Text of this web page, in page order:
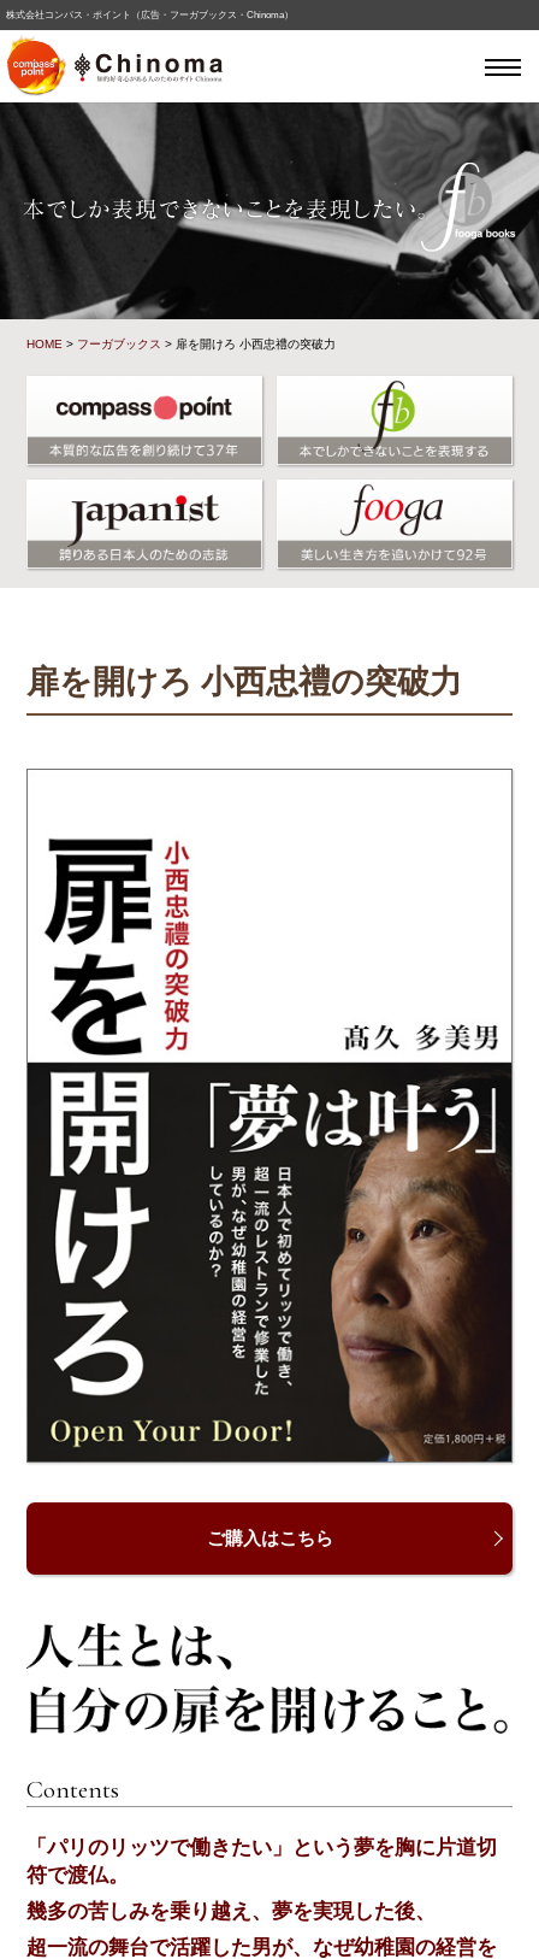
株式会社コンパス・ポイント（広告・フーガブックス・Chinoma）
HOME > フーガブックス > 扉を開けろ 小西忠禮の突破力
扉を開けろ 小西忠禮の突破力
ご購入はこちら
Contents
「パリのリッツで働きたい」という夢を胸に片道切
符で渡仏。
幾多の苦しみを乗り越え、夢を実現した後、
超一流の舞台で活躍した男が、なぜ幼稚園の経営を